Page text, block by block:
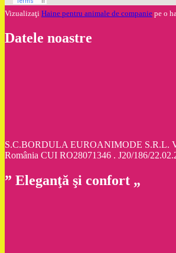
Vizualizaţi Haine pentru animale de companie pe o
Datele noastre
S.C.BORDULA EUROANIMODE S.R.L.
România CUI RO28071346 . J20/186/
” Eleganţă şi confort „